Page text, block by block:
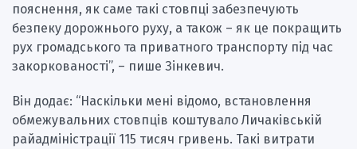
пояснення, як саме такі стовпці забезпечують
безпеку дорожнього руху, а також – як це покращить
рух громадського та приватного транспорту під час
закоркованості”, – пише Зінкевич.
Він додає: “Наскільки мені відомо, встановлення
обмежувальних стовпців коштувало Личаківській
райадміністрації 115 тисяч гривень. Такі витрати